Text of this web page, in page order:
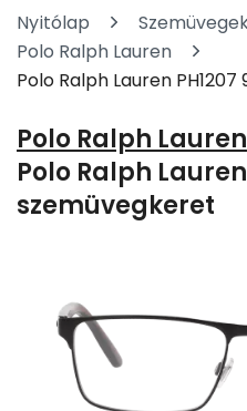
Nyitólap
Polo Ralph Lauren
Polo Ralph Lauren
Polo Ralph Lauren
Polo Ralph Lauren
szemüvegkeret